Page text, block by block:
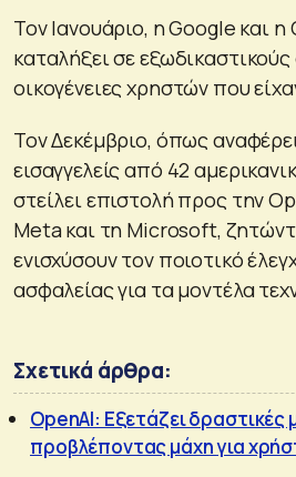
Τον Ιανουάριο, η Google και
καταλήξει σε
οικογένειες χρηστών που
Τον Δεκέμβριο, όπως
εισαγγελείς από 42
στείλει επιστολή προς την
Meta και τη Microsoft,
ενισχύσουν τον ποιοτικό
ασφαλείας για τα μοντέλα
Σχετικά άρθρα:
OpenAI: Εξετάζει δραστικές
προβλέποντας μάχη για